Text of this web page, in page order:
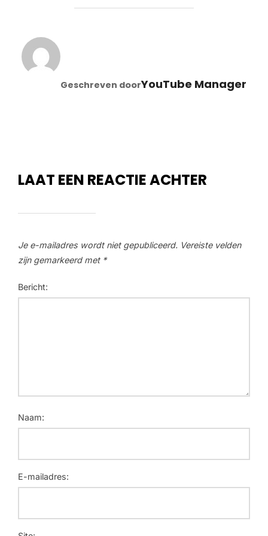
Geschreven doorYouTube Manager
LAAT EEN REACTIE ACHTER
Je e-mailadres wordt niet gepubliceerd. Vereiste velden
zijn gemarkeerd met *
Bericht:
Naam:
E-mailadres: